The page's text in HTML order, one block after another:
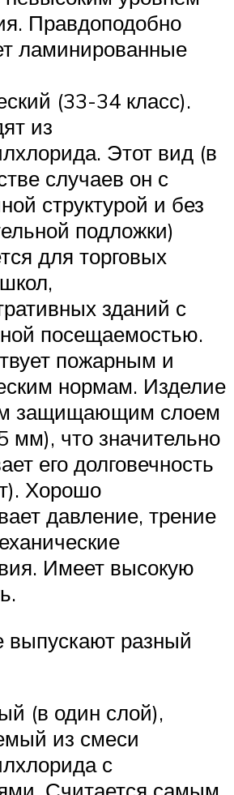
Правдоподобно
ламинированные
(33-34 класс).
из
Этот вид (в
случаев он с
структурой и без
подложки)
для торговых
зданий с
посещаемостью.
пожарным и
нормам. Изделие
защищающим слоем
мм), что значительно
его долговечность
Хорошо
давление, трение
Имеет высокую
выпускают разный
(в один слой),
из смеси
с